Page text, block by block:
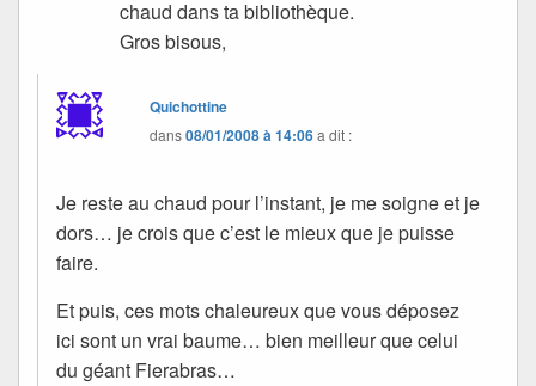
chaud dans ta bibliothèque.
Gros bisous,
Quichottine
dans08/01/2008 à 14:06a dit :
Je reste au chaud pour l’instant, je me soigne et je
dors… je crois que c’est le mieux que je puisse
faire.
Et puis, ces mots chaleureux que vous déposez
ici sont un vrai baume… bien meilleur que celui
du géant Fierabras…